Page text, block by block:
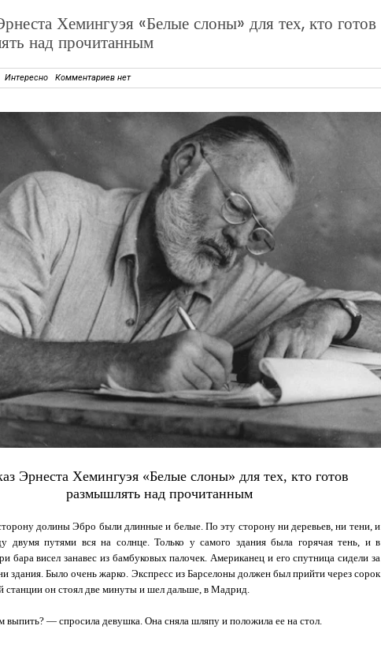
Хемингуэя «Белые слоны» для тех, кто готов
над прочитанным
Интересно Комментариев нет
Эрнеста Хемингуэя «Белые слоны» для тех, кто готов
размышлять над прочитанным
долины Эбро были длинные и белые. По эту сторону ни деревьев, ни тени, и
двумя путями вся на солнце. Только у самого здания была горячая тень, и в
бара висел занавес из бамбуковых палочек. Американец и его спутница сидели за
здания. Было очень жарко. Экспресс из Барселоны должен был прийти через сорок
станции он стоял две минуты и шел дальше, в Мадрид.
— спросила девушка. Она сняла шляпу и положила ее на стол.